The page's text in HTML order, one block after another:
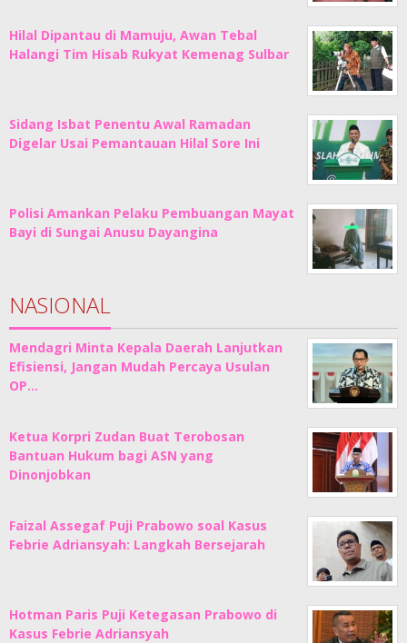
Hilal Dipantau di Mamuju, Awan Tebal
Halangi Tim Hisab Rukyat Kemenag Sulbar
Sidang Isbat Penentu Awal Ramadan
Digelar Usai Pemantauan Hilal Sore Ini
Polisi Amankan Pelaku Pembuangan Mayat
Bayi di Sungai Anusu Dayangina
NASIONAL
Mendagri Minta Kepala Daerah Lanjutkan
Efisiensi, Jangan Mudah Percaya Usulan
OP…
Ketua Korpri Zudan Buat Terobosan
Bantuan Hukum bagi ASN yang
Dinonjobkan
Faizal Assegaf Puji Prabowo soal Kasus
Febrie Adriansyah: Langkah Bersejarah
Hotman Paris Puji Ketegasan Prabowo di
Kasus Febrie Adriansyah